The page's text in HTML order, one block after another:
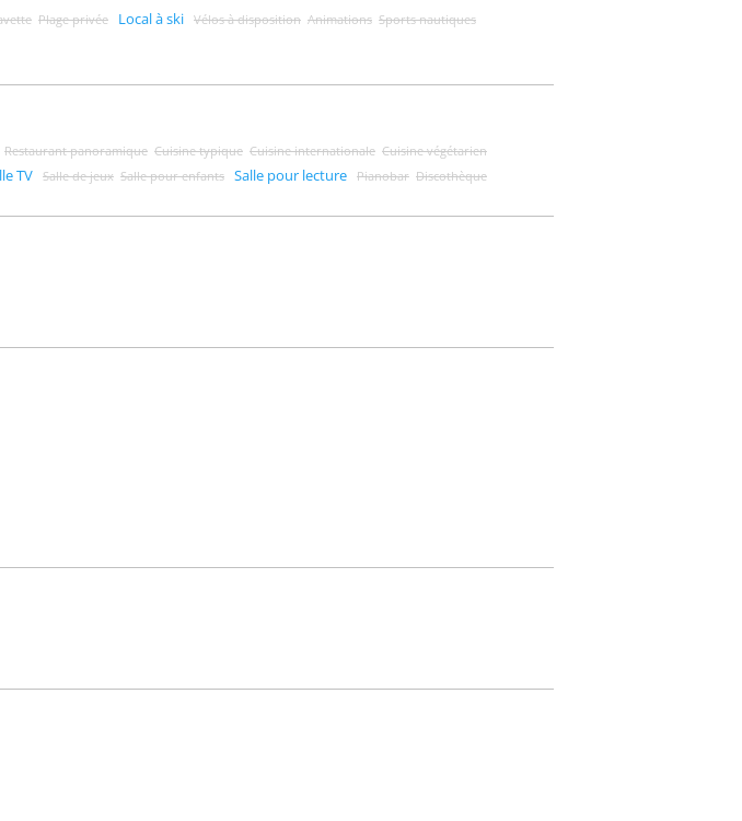
Plage privée Local à ski Vélos à disposition Animations Sports nautiques
Restaurant panoramique Cuisine typique Cuisine internationale Cuisine végétarien
TV Salle de jeux Salle pour enfants Salle pour lecture Pianobar Discothèque